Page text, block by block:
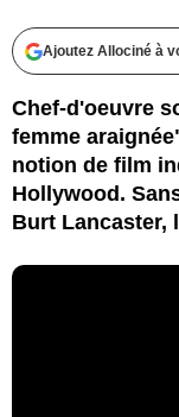
Ajoutez Allociné à
Chef-d'oeuvre
femme
notion de film
Hollywood.
Burt Lancaster,